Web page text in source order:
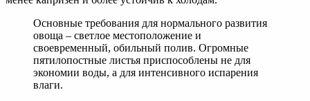
Основные требования для нормального развития
овоща – светлое местоположение и
своевременный, обильный полив. Огромные
пятилопостные листья приспособлены не для
экономии воды, а для интенсивного испарения
влаги.